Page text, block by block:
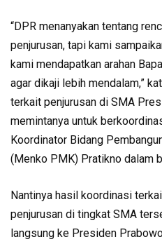
“DPR menanyakan tentang
penjurusan, tapi kami
kami mendapatkan arahan
agar dikaji lebih mendalam,”
terkait penjurusan di SMA
memintanya untuk
Koordinator Bidang
(Menko PMK) Pratikno dalam
Nantinya hasil koordinasi
penjurusan di tingkat SMA
langsung ke Presiden